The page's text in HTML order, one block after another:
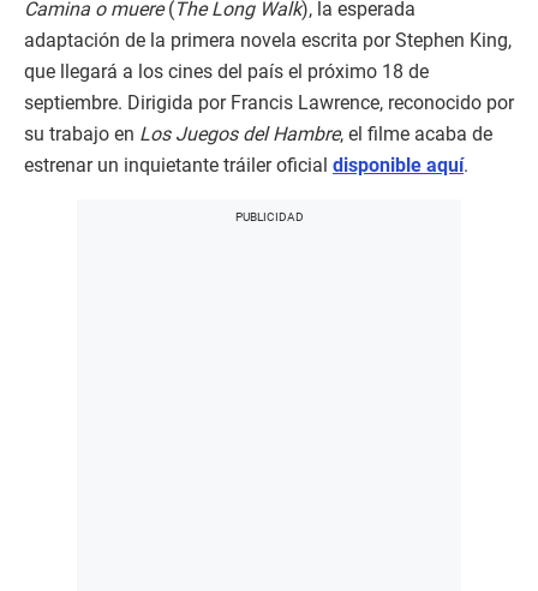
Camina o muere(The Long Walk), la esperada
adaptación de la primera novela escrita por Stephen King,
que llegará a los cines del país el próximo 18 de
septiembre. Dirigida por Francis Lawrence, reconocido por
su trabajo en Los Juegos del Hambre, el filme acaba de
estrenar un inquietante tráiler oficial disponible aquí.